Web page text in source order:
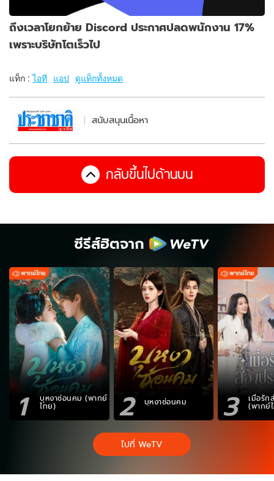
ถึงเวลาโยกย้าย Discord ประกาศปลดพนักงาน 17%
เพราะบริษัทโตเร็วไป
แท็ก :ไอที แอป ดูแท็กทั้งหมด
สนับสนุนเนื้อหา
กลับขึ้นไปด้านบน
ซีรีส์ฮิตจาก
1 บุหงาซ่อนคม (พากย์
ไทย) 2 บุหงาซ่อนคม 3 เมื่อรัก
(พากย์
ไปที่ WeTV